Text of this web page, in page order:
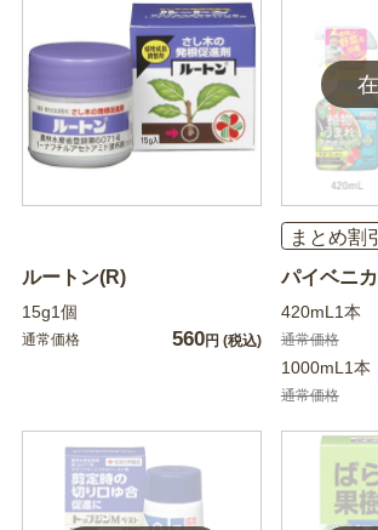
ルートン(R)
15g1個
通常価格 560円 (税込)
まとめ割引
パイベニ
420mL1本
通常価格
1000mL1本
通常価格